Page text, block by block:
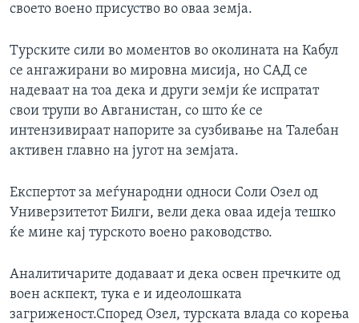
своето воено присуство во оваа земја.
Турските сили во моментов во околината на Кабул
се ангажирани во мировна мисија, но САД се
надеваат на тоа дека и други земји ќе испратат
свои трупи во Авганистан, со што ќе се
интензивираат напорите за сузбивање на Талебан
активен главно на југот на земјата.
Експертот за меѓународни односи Соли Озел од
Универзитетот Билги, вели дека оваа идеја тешко
ќе мине кај турското воено раководство.
Аналитичарите додаваат и дека освен пречките од
воен аскпект, тука е и идеолошката
загриженост.Според Озел, турската влада со корења